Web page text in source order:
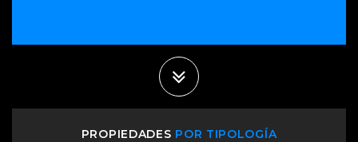
PROPIEDADES POR TIPOLOGÍA